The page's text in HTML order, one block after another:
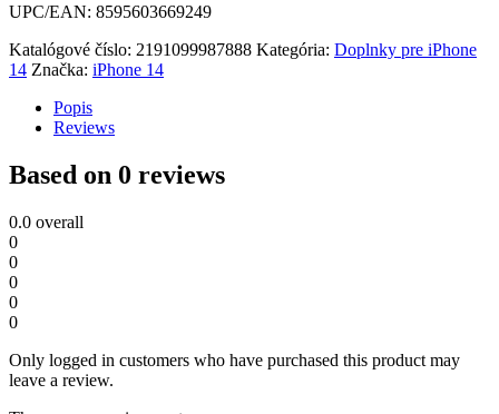
UPC/EAN: 8595603669249
Katalógové číslo: 2191099987888 Kategória: Doplnky pre iPhone
14 Značka: iPhone 14
Popis
Reviews
Based on 0 reviews
0.0 overall
0
0
0
0
0
Only logged in customers who have purchased this product may
leave a review.